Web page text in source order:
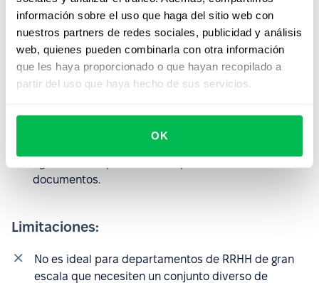
información sobre el uso que haga del sitio web con
nuestros partners de redes sociales, publicidad y análisis
web, quienes pueden combinarla con otra información
que les haya proporcionado o que hayan recopilado a
partir del uso que haya hecho de sus servicios.
OK
Ofrece análisis detallados de la información, aunque
aplicar filtros avanzados o segmentar datos puede
resultar algo complejo.
Cubre lasnecesidades básicas de RRHHde manera
eficiente, convirtiéndolo en una opción confiable
documentos.
Limitaciones:
No es ideal para departamentos de RRHH de gran
escala que necesiten un conjunto diverso de